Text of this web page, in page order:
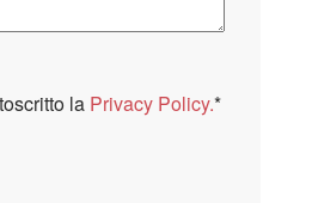
la Privacy Policy.*